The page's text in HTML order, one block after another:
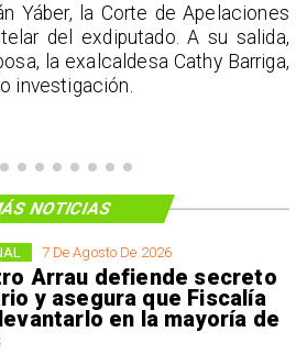
Yáber, la Corte de Apelaciones
del exdiputado. A su salida,
la exalcaldesa Cathy Barriga,
investigación.
7 De Agosto De 2026
Arrau defiende secreto
y asegura que Fiscalía
en la mayoría de
NOTICIAS